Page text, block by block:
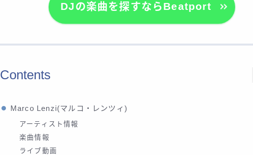
DJの楽曲を探すならBeatport
Contents
Marco Lenzi(マルコ・レンツィ)
アーティスト情報
楽曲情報
ライブ動画